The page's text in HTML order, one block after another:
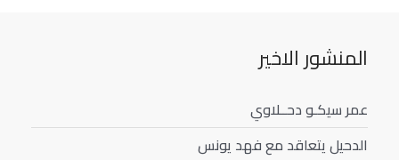
المنشور الاخير
عمر سيكـو دحــلاوي
الدحيل يتعاقد مع فهد يونس